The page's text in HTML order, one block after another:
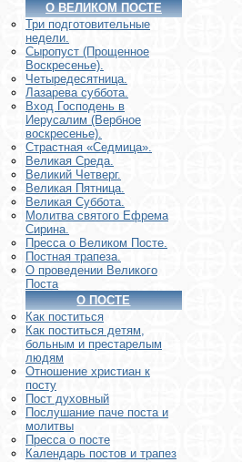
О ВЕЛИКОМ ПОСТЕ
Три подготовительные
недели.
Сыропуст (Прощенное
Воскресенье).
Четыредесятница.
Лазарева суббота.
Вход Господень в
Иерусалим (Вербное
воскресенье).
Страстная «Седмица».
Великая Среда.
Великий Четверг.
Великая Пятница.
Великая Суббота.
Молитва святого Ефрема
Сирина.
Пресса о Великом Посте.
Постная трапеза.
О проведении Великого
Поста
О ПОСТЕ
Как поститься
Как поститься детям,
больным и престарелым
людям
Отношение христиан к
посту
Пост духовный
Послушание паче поста и
молитвы
Пресса о посте
Календарь постов и трапез